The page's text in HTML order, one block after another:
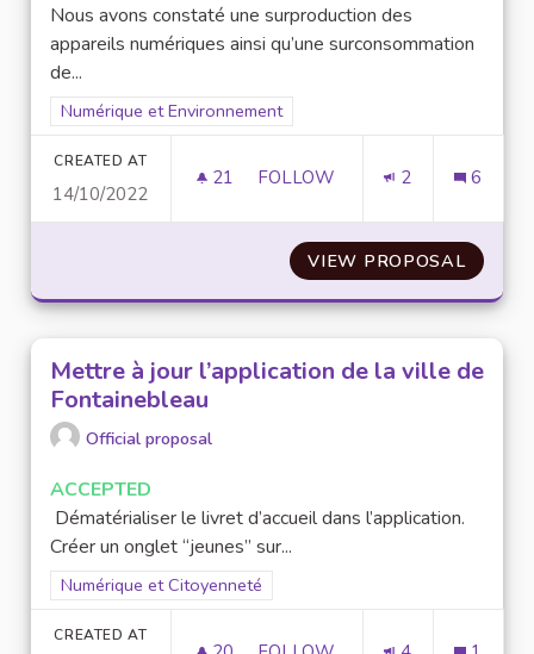
Nous avons constaté une surproduction des
appareils numériques ainsi qu’une surconsommation
de...
Filter results for scope: Numérique et Environnement
Numérique et Environnement
CREATED AT
14/10/2022
21 21 FOLLOWERS
FOLLOW 2 6
VIEW PROPOSAL
Mettre à jour l’application de la ville de
Fontainebleau
Official proposal
ACCEPTED
Dématérialiser le livret d’accueil dans l’application.
Créer un onglet “jeunes” sur...
Filter results for scope: Numérique et Citoyenneté
Numérique et Citoyenneté
CREATED AT